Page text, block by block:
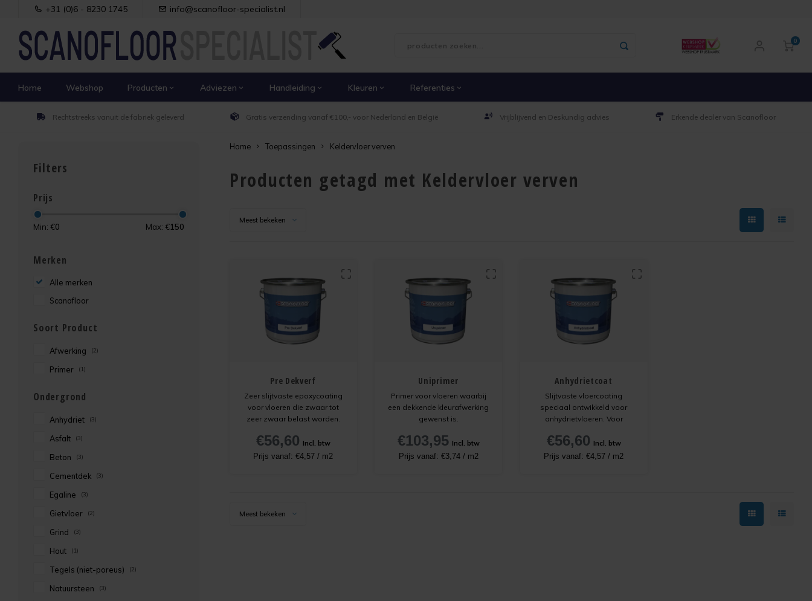
+31 (0)6 - 8230 1745 info@scanofloor-specialist.nl
0
Home Webshop Producten Adviezen Handleiding Kleuren Referenties
Rechtstreeks vanuit de fabriek geleverd Gratis verzending vanaf €100,- voor Nederland en België Vrijblijvend en Deskundig advies Erkende dealer van Scanofloor
Filters
Prijs
Min: €0 Max: €150
Merken
Alle merken
Scanofloor
Soort Product
Afwerking (2)
Primer (1)
Ondergrond
Anhydriet (3)
Asfalt (3)
Beton (3)
Cementdek (3)
Egaline (3)
Gietvloer (2)
Grind (3)
Hout (1)
Tegels (niet-poreus) (2)
Natuursteen (3)
Home Toepassingen Keldervloer verven
Producten getagd met Keldervloer verven
Meest bekeken
Pre Dekverf
Zeer slijtvaste epoxycoating
voor vloeren die zwaar tot
zeer zwaar belast worden.
€56,60 Incl. btw
Prijs vanaf: €4,57 / m2
Uniprimer
Primer voor vloeren waarbij
een dekkende kleurafwerking
gewenst is.
€103,95 Incl. btw
Prijs vanaf: €3,74 / m2
Anhydrietcoat
Slijtvaste vloercoating
speciaal ontwikkeld voor
anhydrietvloeren. Voor
duurzaam resultaat moet
Anhydrietcoat altijd worden
€56,60 Incl. btw
Prijs vanaf: €4,57 / m2
Meest bekeken